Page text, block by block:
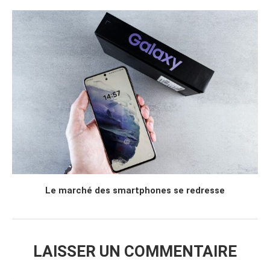
Le marché des smartphones se redresse
LAISSER UN COMMENTAIRE